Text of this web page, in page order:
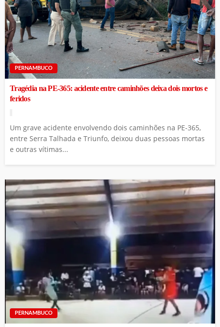
PERNAMBUCO
Tragédia na PE-365: acidente entre caminhões deixa dois mortos e
feridos
Um grave acidente envolvendo dois caminhões na PE-365,
entre Serra Talhada e Triunfo, deixou duas pessoas mortas
e outras vítimas...
PERNAMBUCO